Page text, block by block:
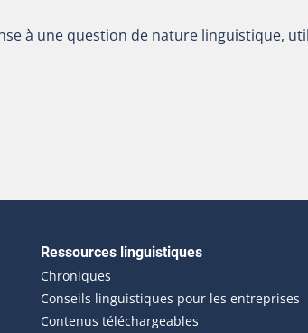
à une question de nature linguistique,
externe s'ouvrira dans une nouvelle fenêtre.)
Ressources linguistiques
Chroniques
Conseils linguistiques pour les entreprises
Contenus téléchargeables